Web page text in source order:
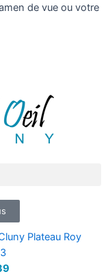
de vue ou votre
Plateau Roy